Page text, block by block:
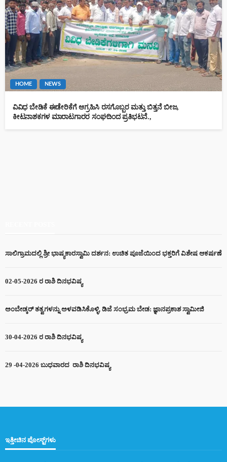
HOME NEWS
ವಿವಿಧ ಬೇಡಿಕೆ ಈಡೇರಿಕೆಗೆ ಆಗ್ರಹಿಸಿ ರಸಗೊಬ್ಬರ ಮತ್ತು ಬಿತ್ತನೆ ಬೀಜ,
ಕೀಟನಾಶಕಗಳ ಮಾರಾಟಗಾರರ ಸಂಘದಿಂದ ಪ್ರತಿಭಟನೆ.,
ಸಾಲಿಗ್ರಾಮದಲ್ಲಿ ಶ್ರೀ ಭಾಷ್ಯಕಾರಸ್ವಾಮಿ ದರ್ಶನ: ಉಚಿತ ಪೂಜೆಯಿಂದ ಭಕ್ತರಿಗೆ ವಿಶೇಷ ಆಕರ್ಷಣೆ
02-05-2026 ರ ರಾಶಿ ದಿನಭವಿಷ್ಯ
ಅಂಬೇಡ್ಕರ್ ತತ್ವಗಳನ್ನು ಅಳವಡಿಸಿಕೊಳ್ಳಿ, ಡಿಜೆ ಸಂಭ್ರಮ ಬೇಡ: ಜ್ಞಾನಪ್ರಕಾಶ ಸ್ವಾಮೀಜಿ
30-04-2026 ರ ರಾಶಿ ದಿನಭವಿಷ್ಯ
29 -04-2026 ಬುಧವಾರದ ರಾಶಿ ದಿನಭವಿಷ್ಯ
ಇತ್ತೀಚಿನ ಪೋಸ್ಟ್‌ಗಳು